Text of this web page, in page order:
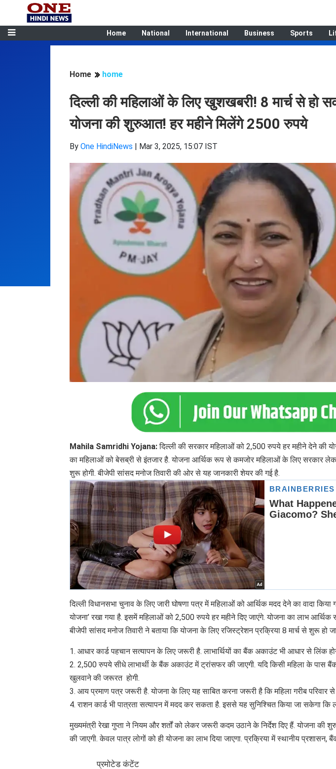
Home National International Business Sports
Home home
दिल्ली की महिलाओं के लिए खुशखबरी! 8 मार्च से हो
योजना की शुरुआत! हर महीने मिलेंगे 2500 रुपये
By One HindiNews | Mar 3, 2025, 15:07 IST
Mahila Samridhi Yojana:दिल्ली की सरकार महिलाओं को 2,500 रुपये हर महीने देने की
का महिलाओं को बेसब्री से इंतजार है. योजना आर्थिक रूप से कमजोर महिलाओं के लिए सरकार
शुरू होगी. बीजेपी सांसद मनोज तिवारी की ओर से यह जानकारी शेयर की गई है.
दिल्ली विधानसभा चुनाव के लिए जारी घोषणा पत्र में महिलाओं को आर्थिक मदद देने का वादा किया
योजना’ रखा गया है. इसमें महिलाओं को 2,500 रुपये हर महीने दिए जाएंगे. योजना का लाभ
बीजेपी सांसद मनोज तिवारी ने बताया कि योजना के लिए रजिस्ट्रेशन प्रक्रिया 8 मार्च से शुरू हो
1. आधार कार्ड पहचान सत्यापन के लिए जरूरी है. लाभार्थियों का बैंक अकाउंट भी आधार से लिंक
2. 2,500 रुपये सीधे लाभार्थी के बैंक अकाउंट में ट्रांसफर की जाएगी. यदि किसी महिला के पास
खुलवाने की जरूरत होगी.
3. आय प्रमाण पत्र जरूरी है. योजना के लिए यह साबित करना जरूरी है कि महिला गरीब परिवार
4. राशन कार्ड भी पात्रता सत्यापन में मदद कर सकता है. इससे यह सुनिश्चित किया जा सकेगा कि
मुख्यमंत्री रेखा गुप्ता ने नियम और शर्तों को लेकर जरूरी कदम उठाने के निर्देश दिए हैं. योजना
की जाएगी. केवल पात्र लोगों को ही योजना का लाभ दिया जाएगा. प्रक्रिया में स्थानीय